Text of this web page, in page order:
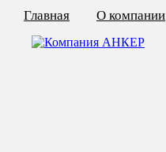
Главная О компании